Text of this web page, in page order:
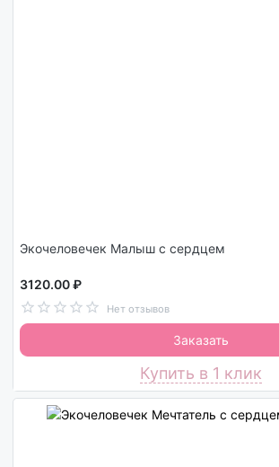
Экочеловечек Малыш с сердцем
3120.00 ₽
Нет отзывов
Заказать
Купить в 1 клик